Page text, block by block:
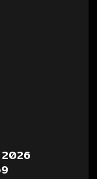
2026